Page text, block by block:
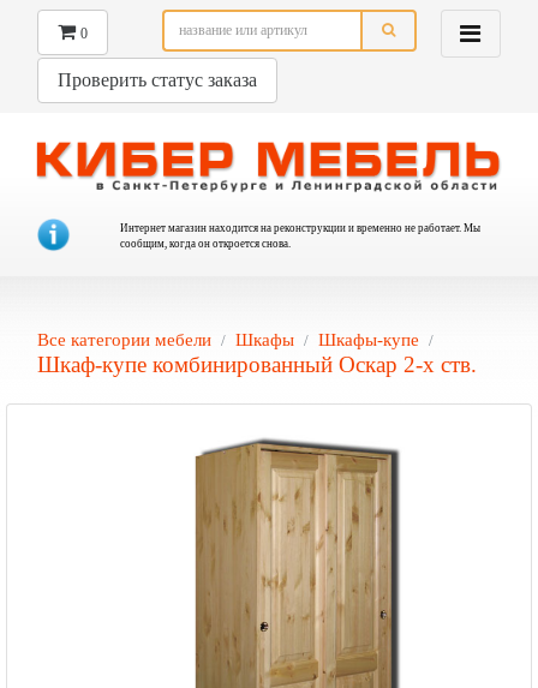
0
Проверить статус заказа
Интернет магазин находится на реконструкции и временно не работает. Мы
сообщим, когда он откроется снова.
Все категории мебели Шкафы Шкафы-купе
Шкаф-купе комбинированный Оскар 2-х ств.